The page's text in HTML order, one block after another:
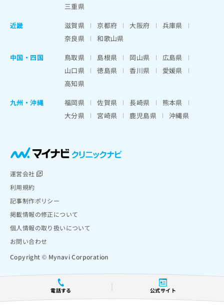
電話する 公式サイト
三重県
近畿
滋賀県 京都府 大阪府
兵庫県
奈良県
和歌山県
中国・四国
鳥取県 島根県 岡山県
広島県
山口県
徳島県 香川県
愛媛県
高知県
九州・沖縄
福岡県 佐賀県 長崎県
熊本県
大分県
宮崎県 鹿児島県 沖縄県
運営会社
利用規約
記事制作ポリシー
掲載情報の修正について
個人情報の取り扱いについて
お問い合わせ
Copyright © Mynavi Corporation